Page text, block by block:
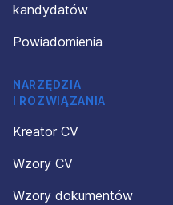
kandydatów
Powiadomienia
NARZĘDZIA
I ROZWIĄZANIA
Kreator CV
Wzory CV
Wzory dokumentów